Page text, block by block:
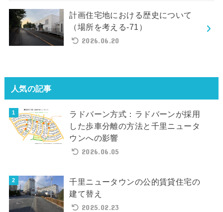
計画住宅地における歴史について
（場所を考える-71）
2026.06.20
人気の記事
ラドバーン方式：ラドバーンが採用
した歩車分離の方法と千里ニュータ
ウンへの影響
2026.06.05
千里ニュータウンの公的賃貸住宅の
建て替え
2025.02.23